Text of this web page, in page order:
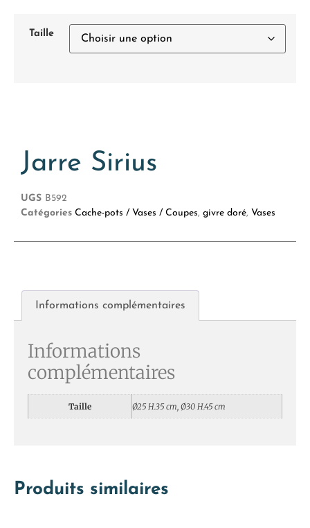
Taille
Produits similaires
Jarre Sirius
UGS B592
Catégories Cache-pots / Vases / Coupes, givre doré, Vases
Informations complémentaires
Informations
complémentaires
Taille Ø25 H.35 cm, Ø30 H.45 cm